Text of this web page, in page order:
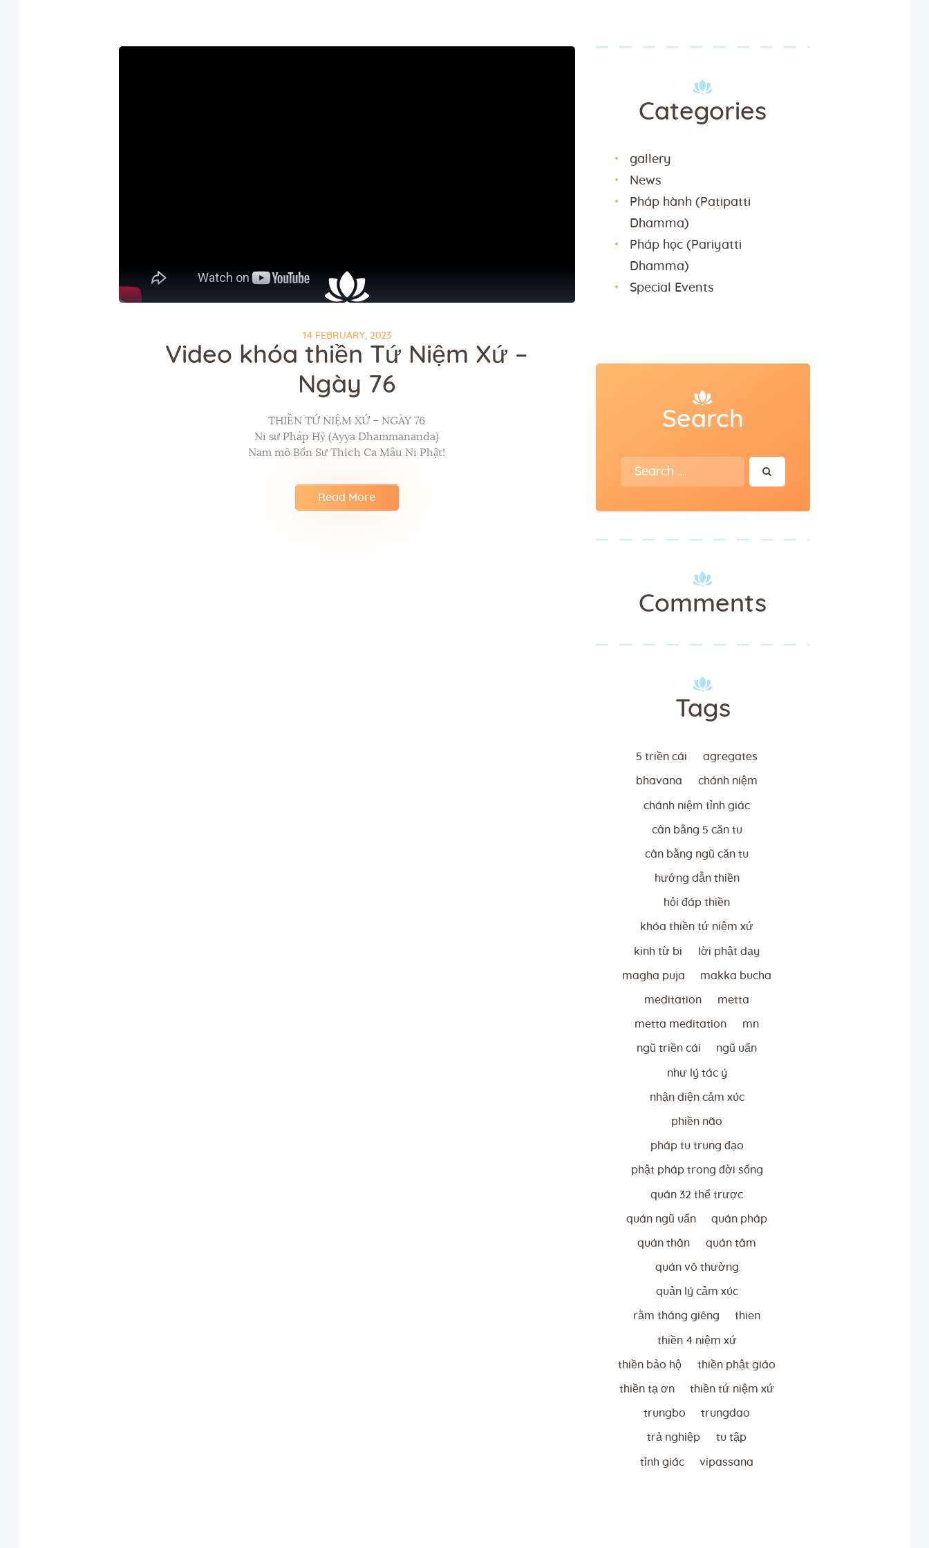
14 FEBRUARY, 2023
Video khóa thiền Tứ Niệm Xứ –
Ngày 76
THIỀN TỨ NIỆM XỨ – NGÀY 76
Ni sư Pháp Hỷ (Ayya Dhammananda)
Nam mô Bổn Sư Thích Ca Mâu Ni Phật!
Read More
Categories
gallery
News
Pháp hành (Patipatti
Dhamma)
Pháp học (Pariyatti
Dhamma)
Special Events
Search
Search
for:
Comments
Tags
5 triền cái agregates
bhavana chánh niệm
chánh niệm tỉnh giác
cân bằng 5 căn tu
cân bằng ngũ căn tu
hướng dẫn thiền
hỏi đáp thiền
khóa thiền tứ niệm xứ
kinh từ bi lời phật dạy
magha puja makka bucha
meditation metta
metta meditation mn
ngũ triền cái ngũ uẩn
như lý tác ý
nhận diện cảm xúc
phiền não
pháp tu trung đạo
phật pháp trong đời sống
quán 32 thể trược
quán ngũ uẩn quán pháp
quán thân quán tâm
quán vô thường
quản lý cảm xúc
rằm tháng giêng thien
thiền 4 niệm xứ
thiền bảo hộ thiền phật giáo
thiền tạ ơn thiền tứ niệm xứ
trungbo trungdao
trả nghiệp tu tập
tỉnh giác vipassana